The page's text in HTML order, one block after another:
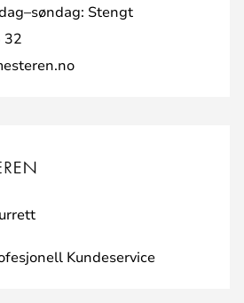
Stengt
32
Kundeservice